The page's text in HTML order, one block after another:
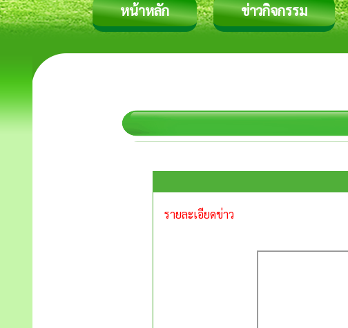
หน้าหลัก ข่าวกิจกรรม
รายละเอียดข่าว